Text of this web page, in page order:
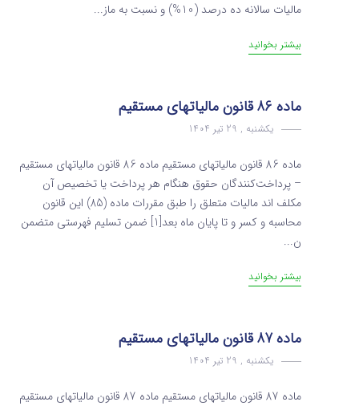
مالیات سالانه ده درصد (10%) و نسبت به ماز...
بیشتر بخوانید
ماده 86 قانون مالیاتهای مستقیم
یکشنبه , 29 تیر 1404
ماده 86 قانون مالیاتهای مستقیم ماده 86 قانون مالیاتهای مستقیم
– پرداخت‌کنندگان حقوق هنگام هر پرداخت یا تخصیص آن
مکلف­ اند مالیات متعلق را طبق مقررات ماده (85) این قانون
محاسبه و کسر و‌ تا پایان ماه بعد[1] ضمن تسلیم فهرستی متضمن
ن...
بیشتر بخوانید
ماده 87 قانون مالیاتهای مستقیم
یکشنبه , 29 تیر 1404
ماده 87 قانون مالیاتهای مستقیم ماده 87 قانون مالیاتهای مستقیم